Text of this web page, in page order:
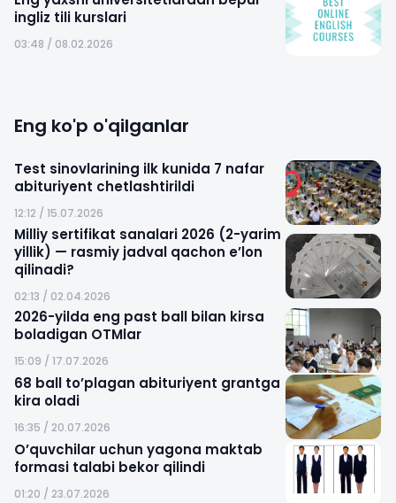
ingliz tili kurslari
03:48 / 08.02.2026
Eng ko'p o'qilganlar
Test sinovlarining ilk kunida 7 nafar
abituriyent chetlashtirildi
12:12 / 15.07.2026
Milliy sertifikat sanalari 2026 (2-yarim
yillik) — rasmiy jadval qachon e’lon
qilinadi?
02:13 / 02.04.2026
2026-yilda eng past ball bilan kirsa
boladigan OTMlar
15:09 / 17.07.2026
68 ball to’plagan abituriyent grantga
kira oladi
16:35 / 20.07.2026
O’quvchilar uchun yagona maktab
formasi talabi bekor qilindi
01:20 / 23.07.2026